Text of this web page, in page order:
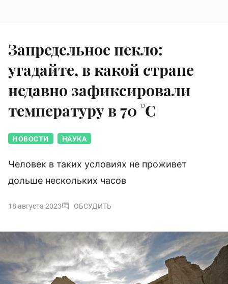
Запредельное пекло:
угадайте, в какой стране
недавно зафиксировали
температуру в 70 °C
НОВОСТИ НАУКА
Человек в таких условиях не проживет
дольше нескольких часов
18 августа 2023 ОБСУДИТЬ